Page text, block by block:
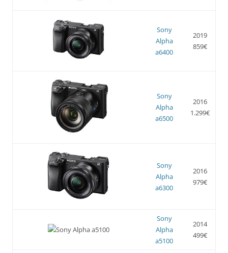
Sony
Alpha
a6400
2019
859€
Sony
Alpha
a6500
2016
1.299€
Sony
Alpha
a6300
2016
979€
Sony
Alpha
a5100
2014
499€